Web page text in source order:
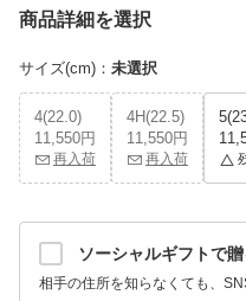
商品詳細を選択
サイズ(cm) ： 未選択
4(22.0)
11,550円
再入荷
4H(22.5)
11,550円
再入荷
ソーシャルギフトで贈
相手の住所を知らなくても、